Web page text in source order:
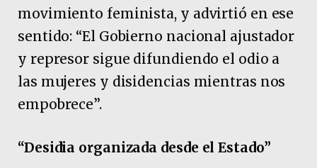
movimiento feminista, y advirtió en ese
sentido: “El Gobierno nacional ajustador
y represor sigue difundiendo el odio a
las mujeres y disidencias mientras nos
empobrece”.
“Desidia organizada desde el Estado”